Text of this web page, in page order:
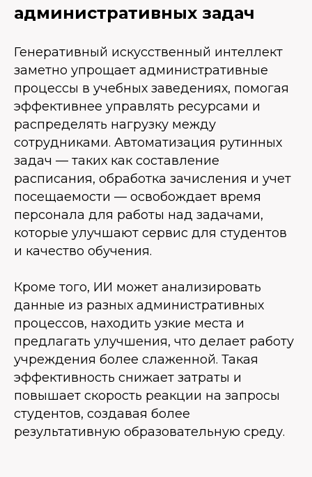
административных задач
Генеративный искусственный интеллект
заметно упрощает административные
процессы в учебных заведениях, помогая
эффективнее управлять ресурсами и
распределять нагрузку между
сотрудниками. Автоматизация рутинных
задач — таких как составление
расписания, обработка зачисления и учет
посещаемости — освобождает время
персонала для работы над задачами,
которые улучшают сервис для студентов
и качество обучения.
Кроме того, ИИ может анализировать
данные из разных административных
процессов, находить узкие места и
предлагать улучшения, что делает работу
учреждения более слаженной. Такая
эффективность снижает затраты и
повышает скорость реакции на запросы
студентов, создавая более
результативную образовательную среду.